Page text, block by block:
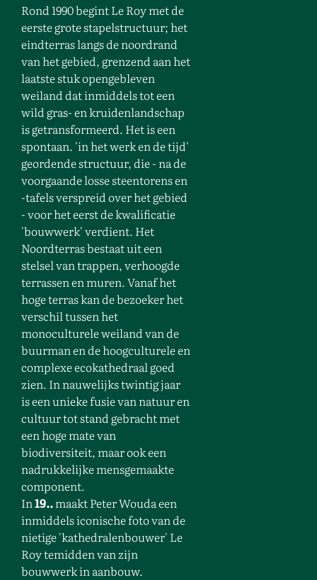
Rond 1990 begint Le Roy met de
eerste grote stapelstructuur; het
eindterras langs de noordrand
van het gebied, grenzend aan het
laatste stuk opengebleven
weiland dat inmiddels tot een
wild gras- en kruidenlandschap
is getransformeerd. Het is een
spontaan. 'in het werk en de tijd'
geordende structuur, die - na de
voorgaande losse steentorens en
-tafels verspreid over het gebied
- voor het eerst de kwalificatie
'bouwwerk' verdient. Het
Noordterras bestaat uit een
stelsel van trappen, verhoogde
terrassen en muren. Vanaf het
hoge terras kan de bezoeker het
verschil tussen het
monoculturele weiland van de
buurman en de hoogculturele en
complexe ecokathedraal goed
zien. In nauwelijks twintig jaar
is een unieke fusie van natuur en
cultuur tot stand gebracht met
een hoge mate van
biodiversiteit, maar ook een
nadrukkelijke mensgemaakte
component.
In19..maakt Peter Wouda een
inmiddels iconische foto van de
nietige 'kathedralenbouwer' Le
Roy temidden van zijn
bouwwerk in aanbouw.